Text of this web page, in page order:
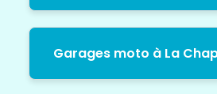
Garages moto à La